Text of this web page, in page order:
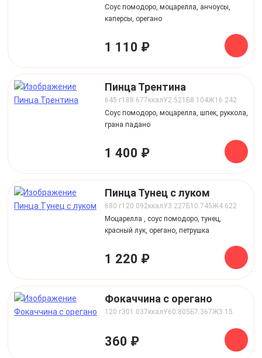
Соус помодоро, моцарелла, анчоусы,
каперсы, орегано
1 110 ₽
Пинца Трентина
645 г ккал
188.677 У2.521 Б8.104Ж16.242
Соус помодоро, моцарелла, шпек, руккола,
грана падано
1 400 ₽
Пинца Тунец с луком
680 г ккал
120.092 У3.227 Б10.745Ж4.622
Моцарелла , соус помодоро, тунец,
красный лук, орегано, петрушка
1 220 ₽
Фокаччина с орегано
120 г ккал
301.037 У60.805 Б7.367Ж3.15
360 ₽